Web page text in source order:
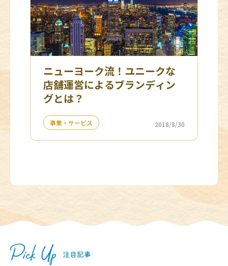
ニューヨーク流！ユニークな
店舗運営によるブランディン
グとは？
事業・サービス 2018/8/30